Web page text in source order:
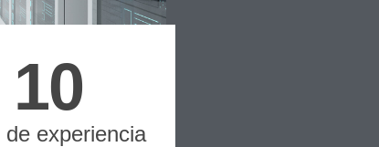
de experiencia
10